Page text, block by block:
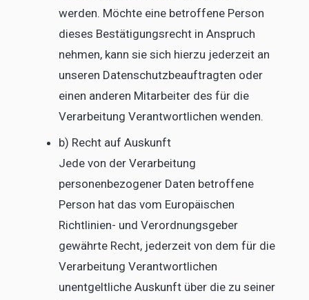
werden. Möchte eine betroffene Person
dieses Bestätigungsrecht in Anspruch
nehmen, kann sie sich hierzu jederzeit an
unseren Datenschutzbeauftragten oder
einen anderen Mitarbeiter des für die
Verarbeitung Verantwortlichen wenden.
b) Recht auf Auskunft
Jede von der Verarbeitung
personenbezogener Daten betroffene
Person hat das vom Europäischen
Richtlinien- und Verordnungsgeber
gewährte Recht, jederzeit von dem für die
Verarbeitung Verantwortlichen
unentgeltliche Auskunft über die zu seiner